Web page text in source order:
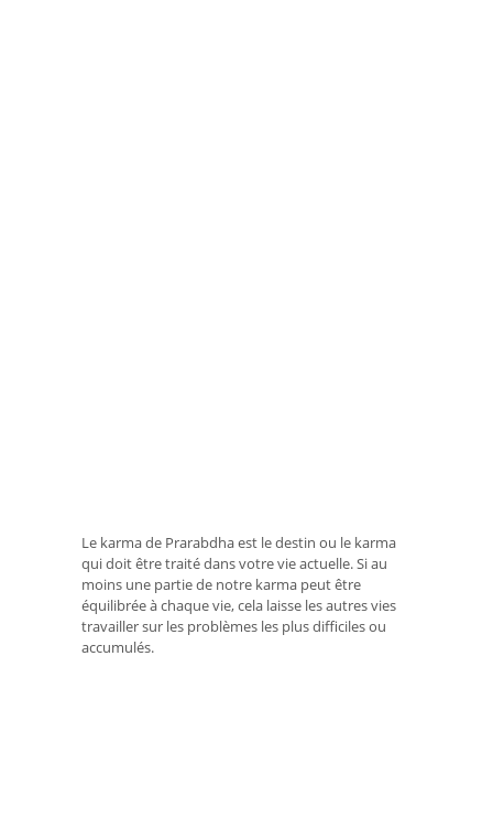
Le karma de Prarabdha est le destin ou le karma
qui doit être traité dans votre vie actuelle. Si au
moins une partie de notre karma peut être
équilibrée à chaque vie, cela laisse les autres vies
travailler sur les problèmes les plus difficiles ou
accumulés.